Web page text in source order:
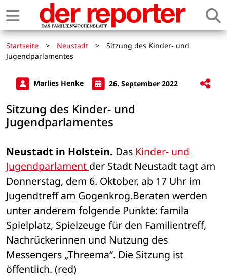
Startseite > Neustadt >
Sitzung des Kinder- und
Jugendparlamentes
Marlies Henke 26. September 2022
Sitzung des Kinder- und
Jugendparlamentes
Neustadt in Holstein. Das Kinder- und
Jugendparlament der Stadt Neustadt tagt am
Donnerstag, dem 6. Oktober, ab 17 Uhr im
Jugendtreff am Gogenkrog.Beraten werden
unter anderem folgende Punkte: famila
Spielplatz, Spielzeuge für den Familientreff,
Nachrückerinnen und Nutzung des
Messengers „Threema“. Die Sitzung ist
öffentlich. (red)